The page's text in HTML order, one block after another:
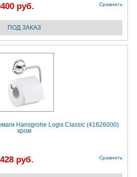
руб. Сравнить
Hansgrohe Logis Classic (41626000)
хром
руб. Сравнить